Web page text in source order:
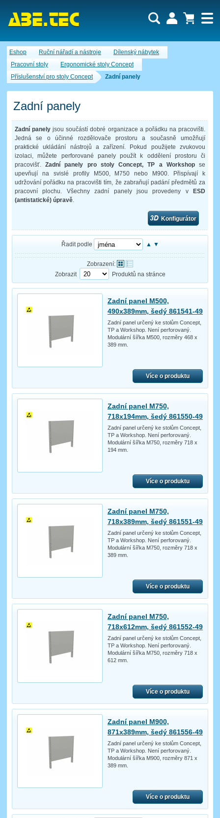
Eshop Ruční nářadí a nástroje
Dílenský nábytek
Pracovní stoly
Ergonomické stoly Concept
Příslušenství pro stoly Concept
Zadní panely
Zadní panely
Zadní panely jsou součástí dobré organizace a pořádku na pracovišti.
Jedná se o účinné rozdělovače prostoru a současně umožňují
praktické ukládání nástrojů a zařízení. Pokud použijete zvukovou
izolaci, můžete perforované panely použít k oddělení prostoru či
pracovišť.Zadní panely pro stoly Concept, TP a Workshopse
upevňují na svislé profily M500, M750 nebo M900. Přispívají k
udržování pořádku na pracovišti tím, že zabraňují padání předmětů za
pracovní plochu. Všechny zadní panely jsou provedeny v ESD
(antistatické) úpravě
Konfigurátor
Řadit podle ▲ ▼
Zobrazení:
Zobrazit
Produktů na stránce
Zadní panel M500,
490x389mm, šedý 861541-49
Zadní panel určený ke stolům Concept,
TP a Workshop. Není perforovaný.
Modulární šířka M500, rozměry 468 x
389 mm.
Více o produktu
Zadní panel M750,
718x194mm, šedý 861550-49
Zadní panel určený ke stolům Concept,
TP a Workshop. Není perforovaný.
Modulární šířka M750, rozměry 718 x
194 mm.
Více o produktu
Zadní panel M750,
718x389mm, šedý 861551-49
Zadní panel určený ke stolům Concept,
TP a Workshop. Není perforovaný.
Modulární šířka M750, rozměry 718 x
389 mm.
Více o produktu
Zadní panel M750,
718x612mm, šedý 861552-49
Zadní panel určený ke stolům Concept,
TP a Workshop. Není perforovaný.
Modulární šířka M750, rozměry 718 x
612 mm.
Více o produktu
Zadní panel M900,
871x389mm, šedý 861556-49
Zadní panel určený ke stolům Concept,
TP a Workshop. Není perforovaný.
Modulární šířka M900, rozměry 871 x
389 mm.
Více o produktu
Nákupní košík je momentálně prázdný.
Cena celkem:0,00 CZK
Uživatel:
Heslo:
Zapomenuté heslo Nová registrace